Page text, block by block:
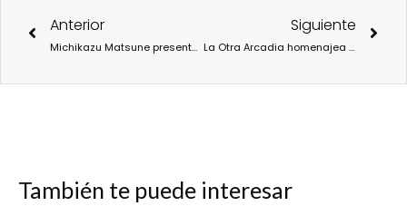
Anterior
Michikazu Matsune presenta la vanguardista obra All Together en Madrid.
Siguiente
La Otra Arcadia homenajea a Gustavo Adolfo Bécquer con la obra Vano fantasma de niebla y luz
También te puede interesar